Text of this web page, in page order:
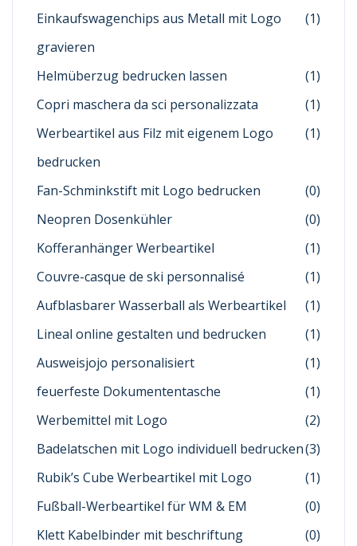
Einkaufswagenchips aus Metall mit Logo
gravieren
(1)
Helmüberzug bedrucken lassen
(1)
Copri maschera da sci personalizzata
(1)
Werbeartikel aus Filz mit eigenem Logo
bedrucken
(1)
Fan-Schminkstift mit Logo bedrucken
(0)
Neopren Dosenkühler
(0)
Kofferanhänger Werbeartikel
(1)
Couvre-casque de ski personnalisé
(1)
Aufblasbarer Wasserball als Werbeartikel
(1)
Lineal online gestalten und bedrucken
(1)
Ausweisjojo personalisiert
(1)
feuerfeste Dokumententasche
(1)
Werbemittel mit Logo
(2)
Badelatschen mit Logo individuell bedrucken(3)
Rubik’s Cube Werbeartikel mit Logo
(1)
Fußball-Werbeartikel für WM & EM
(0)
Klett Kabelbinder mit beschriftung
(0)